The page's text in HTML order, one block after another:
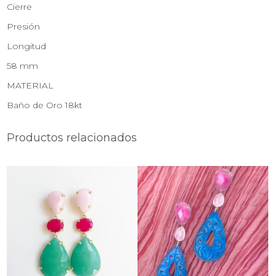
Cierre
Presión
Longitud
58 mm
MATERIAL
Baño de Oro 18kt
Productos relacionados